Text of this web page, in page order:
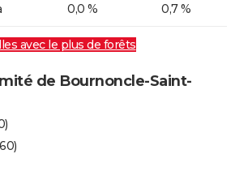
0,0 % 0,7 %
avec le plus de forêts
de Bournoncle-Saint-